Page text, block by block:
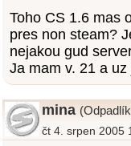
Toho CS 1.6 mas
pres non steam?
nejakou gud
Ja mam v. 21 a
mina
čt 4. srpen 2005